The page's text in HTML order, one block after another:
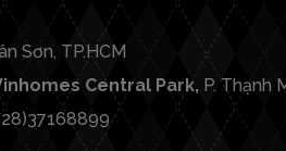
Sơn, TP.HCM
Central Park, P. Thạnh